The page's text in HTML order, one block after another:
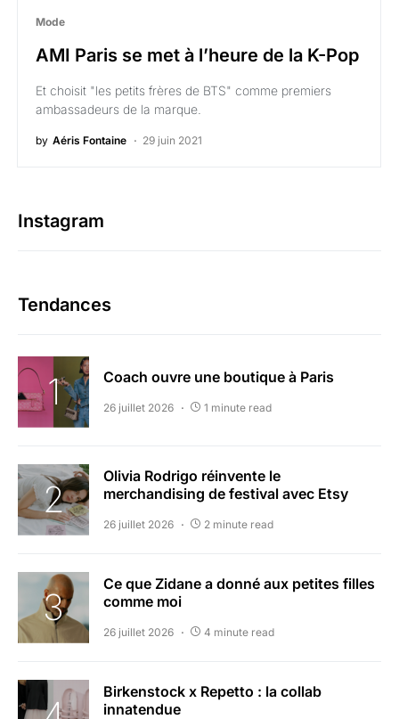
Mode
AMI Paris se met à l’heure de la K-Pop
Et choisit "les petits frères de BTS" comme premiers
ambassadeurs de la marque.
by Aéris Fontaine 29 juin 2021
Instagram
Tendances
Coach ouvre une boutique à Paris
26 juillet 2026 1 minute read
Olivia Rodrigo réinvente le
merchandising de festival avec Etsy
26 juillet 2026 2 minute read
Ce que Zidane a donné aux petites filles
comme moi
26 juillet 2026 4 minute read
Birkenstock x Repetto : la collab
innatendue